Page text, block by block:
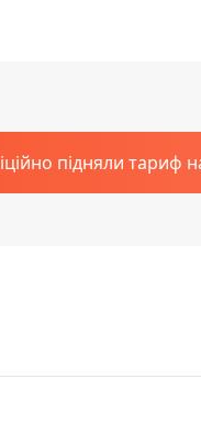
підняли тариф